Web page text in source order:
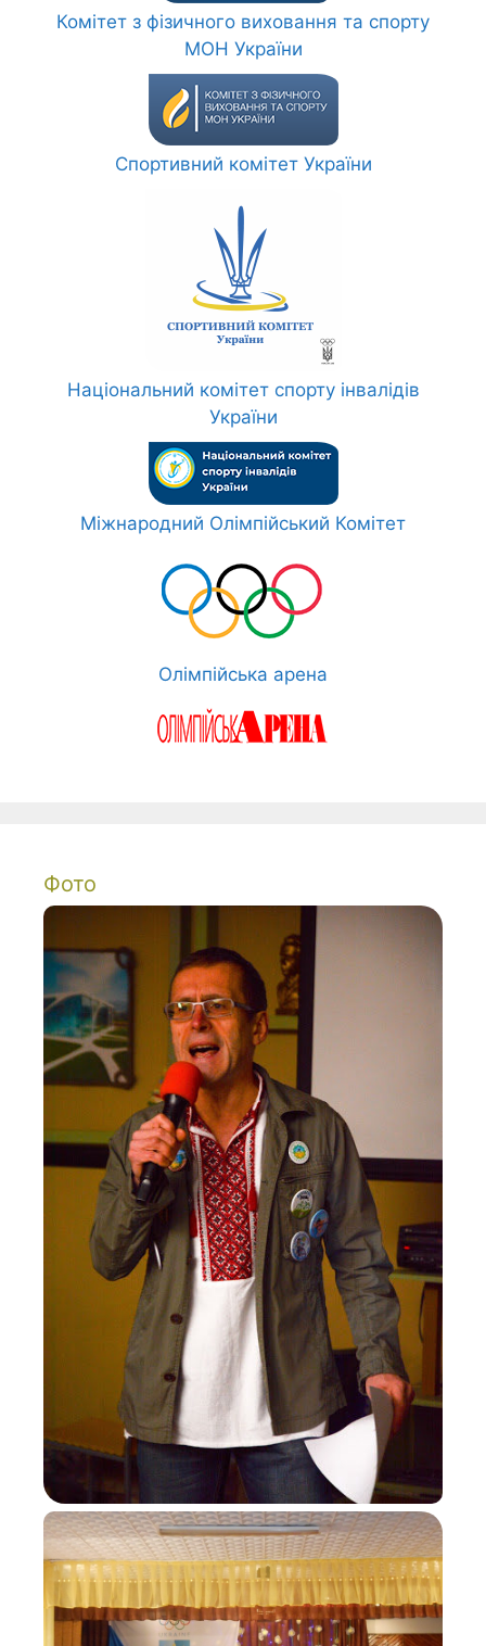
Комітет з фізичного виховання та спорту
МОН України
Спортивний комітет України
Національний комітет спорту інвалідів
України
Міжнародний Олімпійський Комітет
Олімпійська арена
Фото